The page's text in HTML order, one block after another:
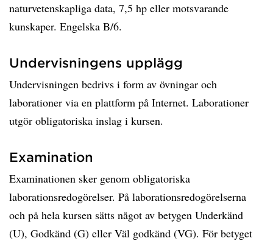
naturvetenskapliga data, 7,5 hp eller motsvarande
kunskaper. Engelska B/6.
Undervisningens upplägg
Undervisningen bedrivs i form av övningar och
laborationer via en plattform på Internet. Laborationer
utgör obligatoriska inslag i kursen.
Examination
Examinationen sker genom obligatoriska
laborationsredogörelser. På laborationsredogörelserna
och på hela kursen sätts något av betygen Underkänd
(U), Godkänd (G) eller Väl godkänd (VG). För betyget